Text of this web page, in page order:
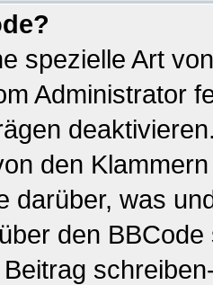
spezielle Art
Administrator
den
darüber, was
den